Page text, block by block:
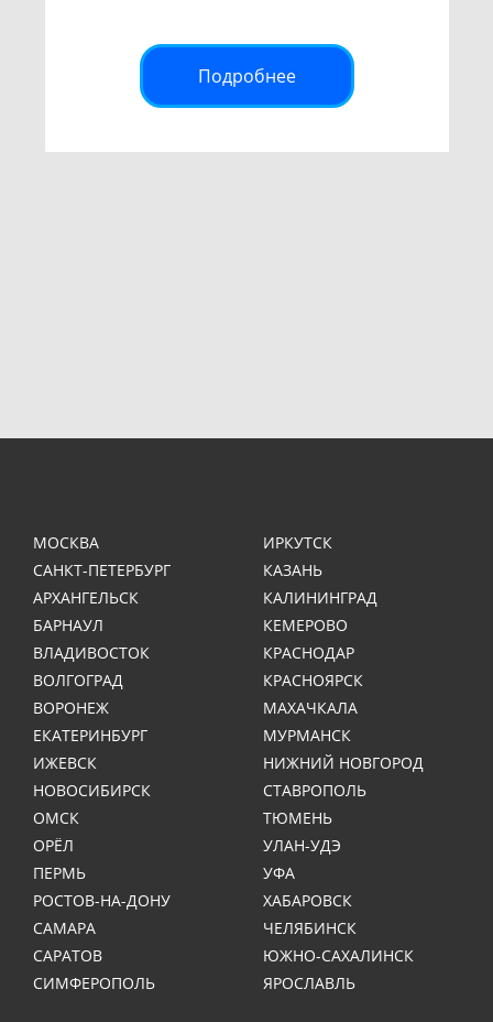
Подробнее
МОСКВА
САНКТ-ПЕТЕРБУРГ
АРХАНГЕЛЬСК
БАРНАУЛ
ВЛАДИВОСТОК
ВОЛГОГРАД
ВОРОНЕЖ
ЕКАТЕРИНБУРГ
ИЖЕВСК
ИРКУТСК
КАЗАНЬ
КАЛИНИНГРАД
КЕМЕРОВО
КРАСНОДАР
КРАСНОЯРСК
МАХАЧКАЛА
МУРМАНСК
НИЖНИЙ НОВГОРОД
НОВОСИБИРСК
ОМСК
ОРЁЛ
ПЕРМЬ
РОСТОВ-НА-ДОНУ
САМАРА
САРАТОВ
СИМФЕРОПОЛЬ
СТАВРОПОЛЬ
ТЮМЕНЬ
УЛАН-УДЭ
УФА
ХАБАРОВСК
ЧЕЛЯБИНСК
ЮЖНО-САХАЛИНСК
ЯРОСЛАВЛЬ